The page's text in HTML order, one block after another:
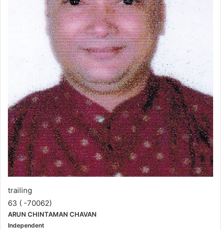
trailing
63 ( -70062)
ARUN CHINTAMAN CHAVAN
Independent